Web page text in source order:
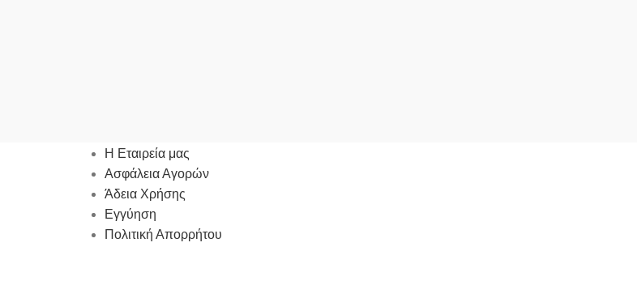
Η Εταιρεία μας
Ασφάλεια Αγορών
Άδεια Χρήσης
Εγγύηση
Πολιτική Απορρήτου